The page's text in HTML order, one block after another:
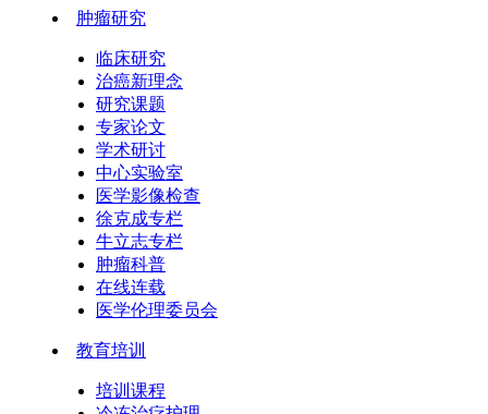
肿瘤研究
临床研究
治癌新理念
研究课题
专家论文
学术研讨
中心实验室
医学影像检查
徐克成专栏
牛立志专栏
肿瘤科普
在线连载
医学伦理委员会
教育培训
培训课程